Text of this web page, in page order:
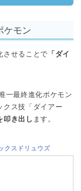
ケモン
させることで 「ダイ
一最終進化ポケモン
クス技「ダイアー
叩き出し ます。
クスドリュウズ